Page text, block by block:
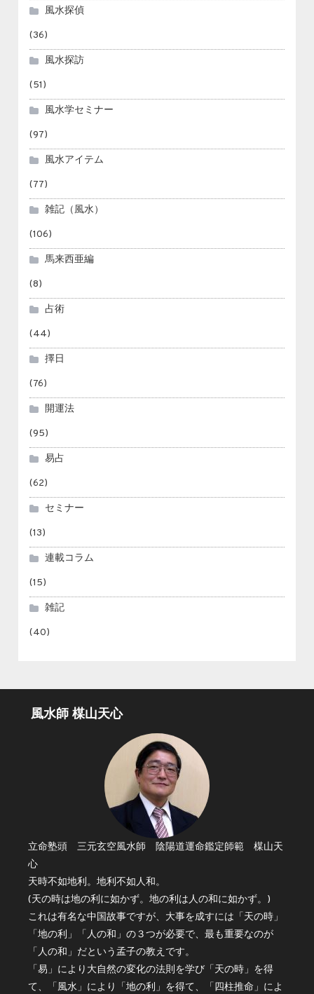
風水探偵
(36)
風水探訪
(51)
風水学セミナー
(97)
風水アイテム
(77)
雑記（風水）
(106)
馬来西亜編
(8)
占術
(44)
擇日
(76)
開運法
(95)
易占
(62)
セミナー
(13)
連載コラム
(15)
雑記
(40)
風水師 楳山天心
立命塾頭 三元玄空風水師 陰陽道運命鑑定師範 楳山天
心
天時不如地利。地利不如人和。
(天の時は地の利に如かず。地の利は人の和に如かず。)
これは有名な中国故事ですが、大事を成すには「天の時」
「地の利」「人の和」の３つが必要で、最も重要なのが
「人の和」だという孟子の教えです。
「易」により大自然の変化の法則を学び「天の時」を得
て、「風水」により「地の利」を得て、「四柱推命」によ